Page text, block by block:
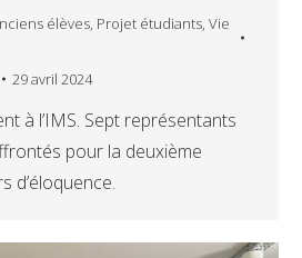
élèves Projet étudiants Vie
29 avril 2024
à l’IMS. Sept représentants
pour la deuxième
d’éloquence.